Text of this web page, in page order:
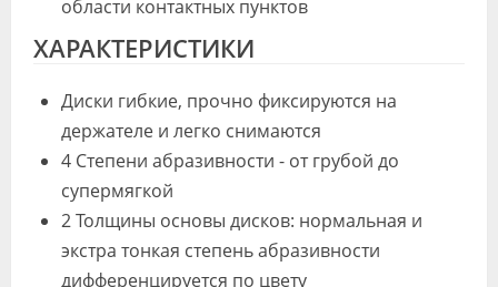
области контактных пунктов
ХАРАКТЕРИСТИКИ
Диски гибкие, прочно фиксируются на
держателе и легко снимаются
4 Степени абразивности - от грубой до
супермягкой
2 Толщины основы дисков: нормальная и
экстра тонкая степень абразивности
дифференцируется по цвету